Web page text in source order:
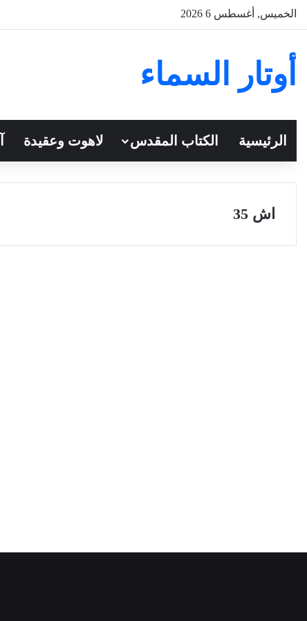
الخميس, أغسطس 6 2026
أوتار السماء
الرئيسية الكتاب المقدس لاهوت وعقيدة
اش 35